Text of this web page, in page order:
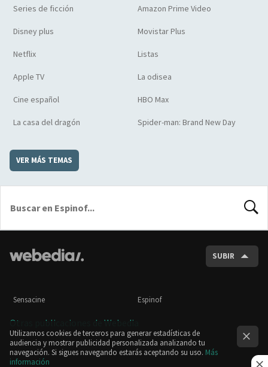
Series de ficción Amazon Prime Video
Disney plus Movistar Plus
Netflix Listas
Apple TV La odisea
Cine español HBO Max
La casa del dragón Spider-man: Brand New Day
VER MÁS TEMAS
SUBIR
Sensacine Espinof
Otras publicaciones de Webedia
Utilizamos cookies de terceros para generar estadísticas de
audiencia y mostrar publicidad personalizada analizando tu
navegación. Si sigues navegando estarás aceptando su uso. Más
información